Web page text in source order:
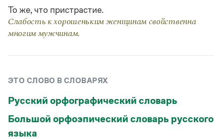
Учебник Грамоты
Правила русского языка: от азов до тонкостей
Издательство
Словари
То же, что пристрастие.
Слабость к хорошеньким женщинам свойственна
многим мужчинам.
ЭТО СЛОВО В СЛОВАРЯХ
Русский орфографический словарь
Большой орфоэпический словарь русского
языка